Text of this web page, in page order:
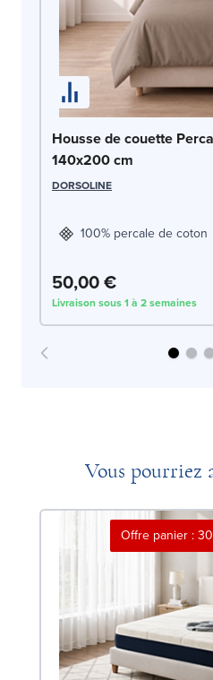
Housse de couette
140x200 cm
DORSOLINE
100% percale de coton
50,00 €
Livraison sous 1 à 2 semaines
Vous pourriez
Offre panier :